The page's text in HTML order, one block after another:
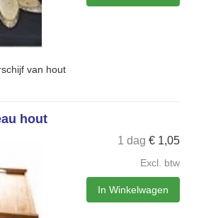
van hout
hout
1 dag € 1,05
Excl. btw
In Winkelwagen